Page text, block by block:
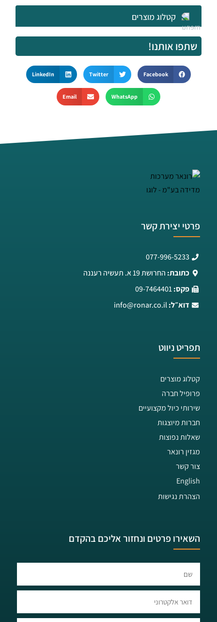
קטלוג מוצרים
שתפו אותנו!
Facebook
Twitter
LinkedIn
WhatsApp
Email
פרטי יצירת קשר
077-996-5233
כתובת: החרושת 19 א. תעשיה רעננה
פקס:09-7464401
דוא״ל: info@ronar.co.il
תפריט ניווט
קטלוג מוצרים
פרופיל חברה
שירותי כיול מקצועיים
חברות מיוצגות
שאלות נפוצות
מגזין רונאר
צור קשר
English
הצהרת נגישות
השאירו פרטים ונחזור אליכם בהקדם​​